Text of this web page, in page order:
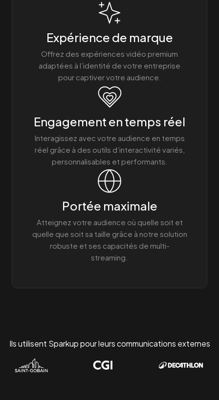
Expérience de marque
Offrez des expériences vidéo premium
adaptées à l’identité de votre entreprise
pour captiver votre audience.
Engagement en temps réel
Interagissez avec votre audience en temps
réel grâce à des outils d’interactivité variés,
personnalisables et performants.
Portée maximale
Atteignez votre audience où quelle soit et
quelle que soit sa taille grâce à notre solution
robuste et ses capacités de multi-
streaming.
Ils utilisent Sparkup pour leurs communications externes